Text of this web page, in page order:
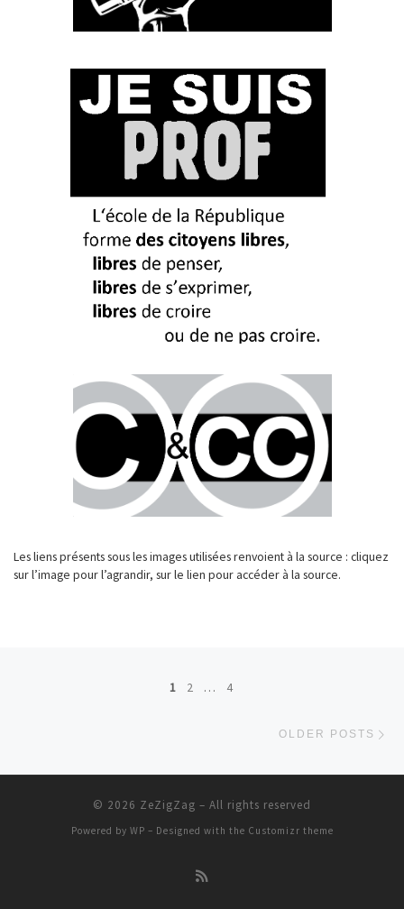
Les liens présents sous les images utilisées renvoient à la source : cliquez
sur l’image pour l’agrandir, sur le lien pour accéder à la source.
1 2 … 4
OLDER POSTS
© 2026 ZeZigZag – All rights reserved
Powered by WP – Designed with the Customizr theme